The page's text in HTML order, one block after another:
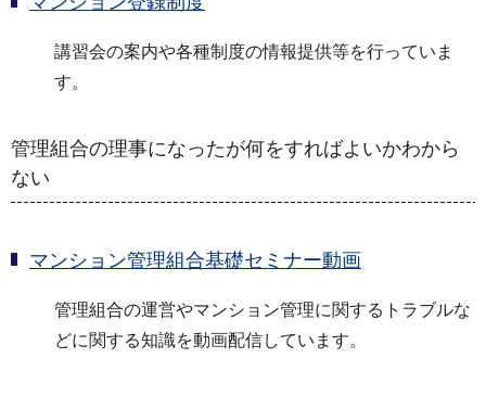
講習会の案内や各種制度の情報提供等を行っていま
す。
管理組合の理事になったが何をすればよいかわから
ない
マンション管理組合基礎セミナー動画
管理組合の運営やマンション管理に関するトラブルな
どに関する知識を動画配信しています。